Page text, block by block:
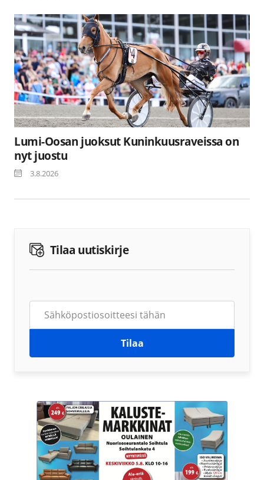
Lumi-Oosan juoksut Kuninkuusraveissa on
nyt juostu
3.8.2026
Tilaa uutiskirje
Tilaa